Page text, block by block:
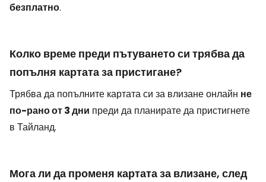
безплатно.
Колко време преди пътуването си трябва да
попълня картата за пристигане?
Трябва да попълните картата си за влизане онлайн не
по-рано от 3 дни преди да планирате да пристигнете
в Тайланд.
Мога ли да променя картата за влизане, след